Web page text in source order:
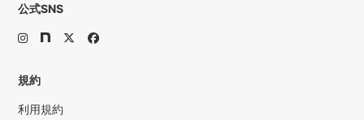
公式SNS
規約
利用規約